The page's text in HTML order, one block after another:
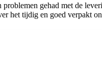
gehad met de
het tijdig en goed verpakt